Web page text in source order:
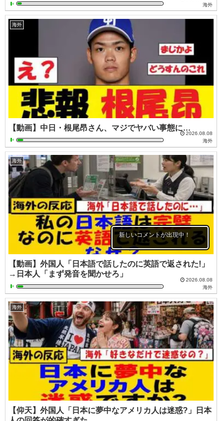
海外
海外
【動画】中日・根尾昂さん、マジでヤバい事態に…
2026.08.08
海外
海外
新しいコメントが出現中！
【動画】外国人「日本語で話したのに英語で返された!」
→日本人「まず発音を聞かせろ」
2026.08.08
海外
海外
【仰天】外国人「日本に夢中なアメリカ人は迷惑?」日本